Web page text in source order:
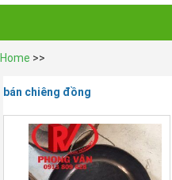
Home >>
bán chiêng đồng